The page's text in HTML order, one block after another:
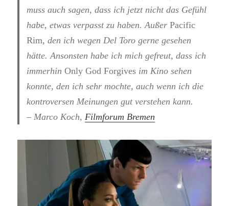
muss auch sagen, dass ich jetzt nicht das Gefühl
habe, etwas verpasst zu haben. AußerPacific
Rim, den ich wegen Del Toro gerne gesehen
hätte. Ansonsten habe ich mich gefreut, dass ich
immerhinOnly God Forgives im Kino sehen
konnte, den ich sehr mochte, auch wenn ich die
kontroversen Meinungen gut verstehen kann.
– Marco Koch, Filmforum Bremen